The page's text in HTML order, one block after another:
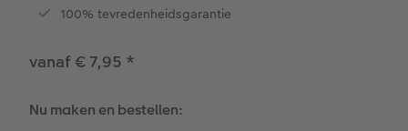
Mogelijkheden
Reliëfopdruk
Extra's
Fotosets
Fotostickers
Fotobox
100% tevredenheidsgarantie
vanaf € 7,95 *
Nu maken en bestellen: